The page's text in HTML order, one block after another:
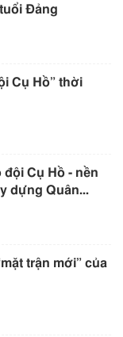
Đảng
Cụ Hồ” thời
đội Cụ Hồ - nền
dựng Quân...
trận mới” của